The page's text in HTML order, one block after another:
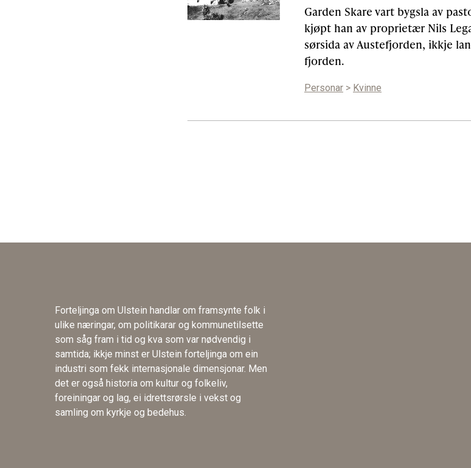
Garden Skare vart bygsla av
kjøpt han av proprietær Nils
sørsida av Austefjorden, ikkje
fjorden.
Personar > Kvinne
Forteljinga om Ulstein handlar om framsynte folk i
ulike næringar, om politikarar og kommunetilsette
som såg fram i tid og kva som var nødvendig i
samtida; ikkje minst er Ulstein forteljinga om ein
industri som fekk internasjonale dimensjonar. Men
det er også historia om kultur og folkeliv,
foreiningar og lag, ei idrettsrørsle i vekst og
samling om kyrkje og bedehus.